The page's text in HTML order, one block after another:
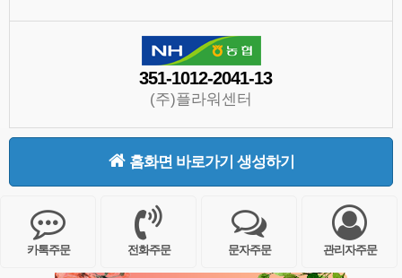
351-1012-2041-13
(주)플라워센터
홈화면 바로가기 생성하기
카톡주문 전화주문 문자주문 관리자주문